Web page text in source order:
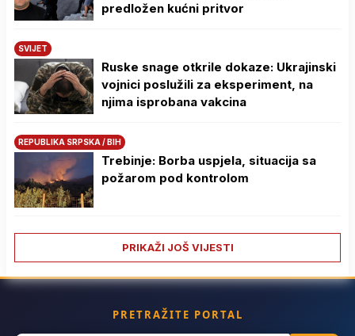
predložen kućni pritvor
SVIJET
Ruske snage otkrile dokaze: Ukrajinski
vojnici poslužili za eksperiment, na
njima isprobana vakcina
REPUBLIKA SRPSKA / BIH
Trebinje: Borba uspjela, situacija sa
požarom pod kontrolom
PRIKAŽI JOŠ VIJESTI
PRETRAŽITE PORTAL